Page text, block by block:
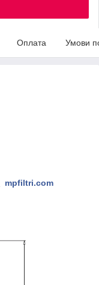
Оплата Умови
mpfiltri.com